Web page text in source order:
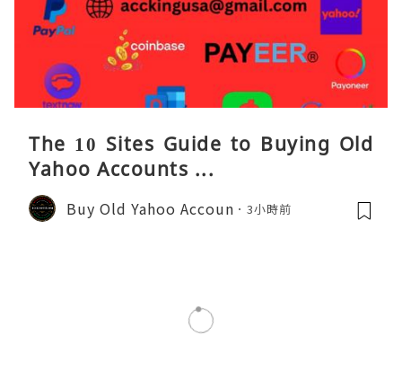
The 10 Sites Guide to Buying Old
Yahoo Accounts ...
Buy Old Yahoo Accoun 3小時前